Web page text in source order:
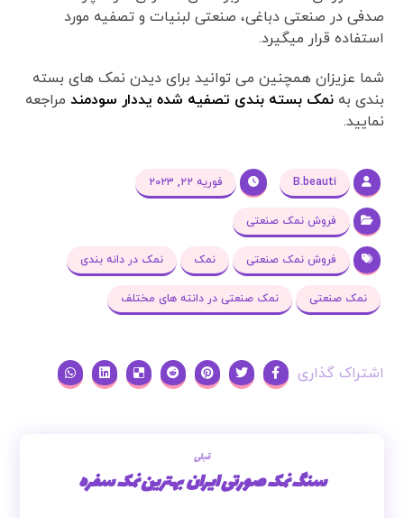
صدفی در صنعتی دباغی، صنعتی لبنیات و تصفیه مورد
استفاده قرار میگیرد.
شما عزیزان همچنین می توانید برای دیدن نمک های بسته
بندی بهنمک بسته بندی تصفیه شده یددار سودمند مراجعه
نمایید.
B.beauti فوریه ۲۲, ۲۰۲۳
فروش نمک صنعتی
فروش نمک صنعتی نمک نمک در دانه بندی
نمک صنعتی نمک صنعتی در دانته های مختلف
قبلی
سنگ نمک صورتی ایران بهترین نمک سفره